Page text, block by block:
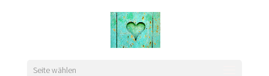
Seite wählen